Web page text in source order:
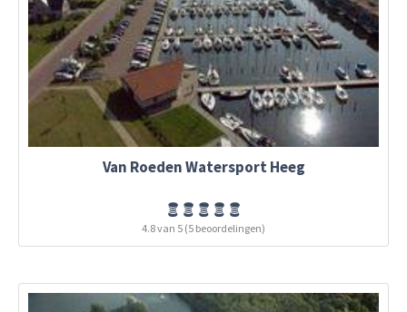
Van Roeden Watersport Heeg
4.8 van 5 (5 beoordelingen)